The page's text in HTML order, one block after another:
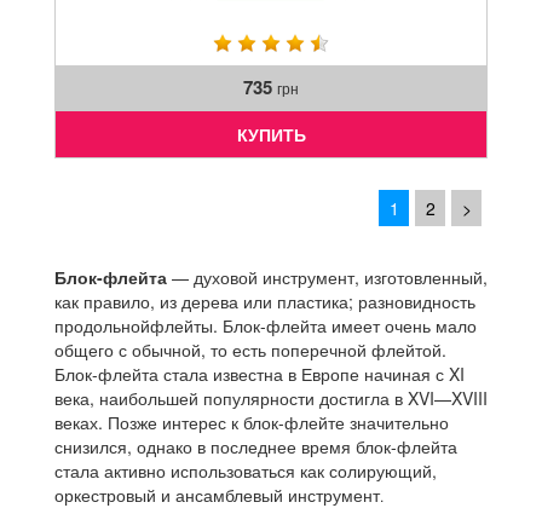
735 грн
КУПИТЬ
1 2 >
Блок-флейта — духовой инструмент, изготовленный,
как правило, из дерева или пластика; разновидность
продольнойфлейты. Блок-флейта имеет очень мало
общего с обычной, то есть поперечной флейтой.
Блок-флейта стала известна в Европе начиная с XI
века, наибольшей популярности достигла в XVI—XVIII
веках. Позже интерес к блок-флейте значительно
снизился, однако в последнее время блок-флейта
стала активно использоваться как солирующий,
оркестровый и ансамблевый инструмент.